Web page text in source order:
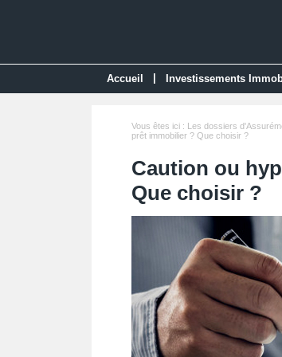
Accueil Investissements
Vous êtes ici : Les dossiers
prêt immobilier ? Que choisir ?
Caution ou
Que choisir ?